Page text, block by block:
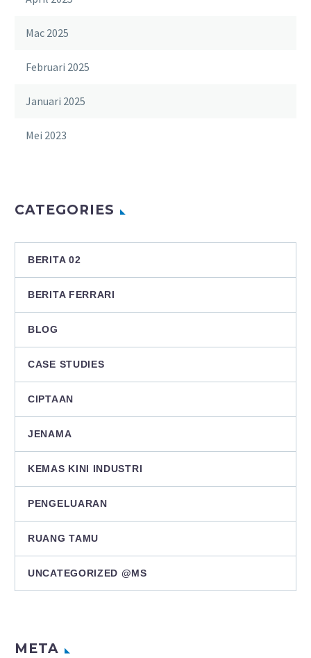
Mac 2025
Februari 2025
Januari 2025
Mei 2023
CATEGORIES
BERITA 02
BERITA FERRARI
BLOG
CASE STUDIES
CIPTAAN
JENAMA
KEMAS KINI INDUSTRI
PENGELUARAN
RUANG TAMU
UNCATEGORIZED @MS
META